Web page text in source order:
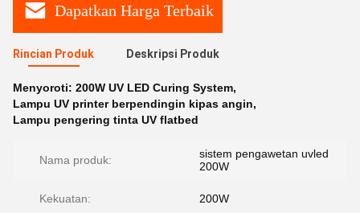
Dapatkan Harga Terbaik
Rincian Produk Deskripsi Produk
Menyoroti: 200W UV LED Curing System,
Lampu UV printer berpendingin kipas angin,
Lampu pengering tinta UV flatbed
Nama produk:
sistem pengawetan uvled
200W
Kekuatan: 200W